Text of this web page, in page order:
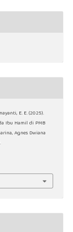
E. E. (2025).
Ibu Hamil di PMB
Agnes Dwiana